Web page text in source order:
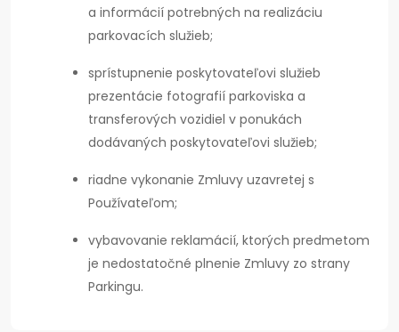
a informácií potrebných na realizáciu
parkovacích služieb;
sprístupnenie poskytovateľovi služieb
prezentácie fotografií parkoviska a
transferových vozidiel v ponukách
dodávaných poskytovateľovi služieb;
riadne vykonanie Zmluvy uzavretej s
Používateľom;
vybavovanie reklamácií, ktorých predmetom
je nedostatočné plnenie Zmluvy zo strany
Parkingu.